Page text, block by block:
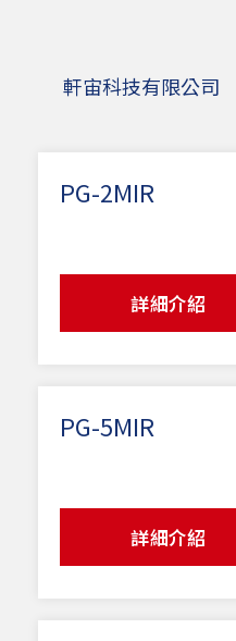
軒宙科技有限公司
PG-2MIR
詳細介紹
PG-5MIR
詳細介紹